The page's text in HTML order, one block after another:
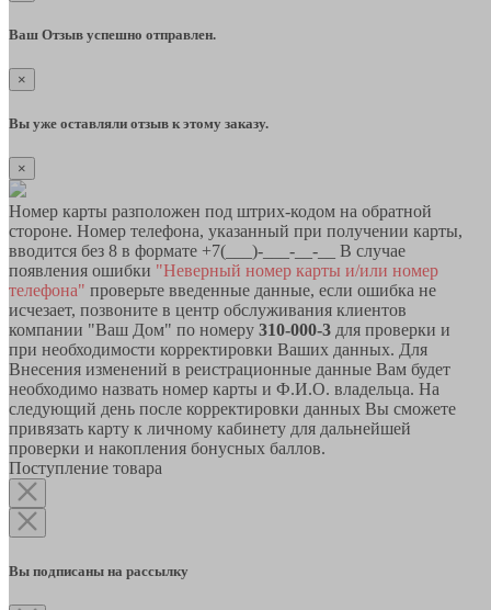
Ваш Отзыв успешно отправлен.
×
Вы уже оставляли отзыв к этому заказу.
×
Номер карты разположен под штрих-кодом на обратной
стороне. Номер телефона, указанный при получении карты,
вводится без 8 в формате +7(___)-___-__-__ В случае
появления ошибки "Неверный номер карты и/или номер
телефона" проверьте введенные данные, если ошибка не
исчезает, позвоните в центр обслуживания клиентов
компании "Ваш Дом" по номеру 310-000-3 для проверки и
при необходимости корректировки Ваших данных. Для
Внесения изменений в реистрационные данные Вам будет
необходимо назвать номер карты и Ф.И.О. владельца. На
следующий день после корректировки данных Вы сможете
привязать карту к личному кабинету для дальнейшей
проверки и накопления бонусных баллов.
Поступление товара
Вы подписаны на рассылку